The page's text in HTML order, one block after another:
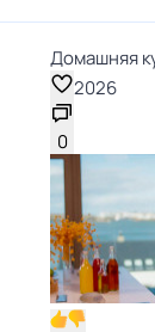
Домашняя
2026
0